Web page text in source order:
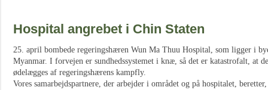
Hospital angrebet i Chin Staten
25. april bombede regeringshæren Wun Ma Thuu Hospital, som ligger i
Myanmar. I forvejen er sundhedssystemet i knæ, så det er katastrofalt, at
ødelægges af regeringshærens kampfly.
Vores samarbejdspartnere, der arbejder i området og på hospitalet,